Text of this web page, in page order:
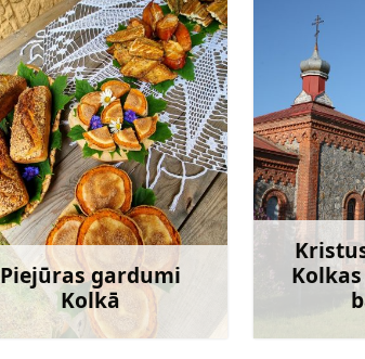
Piejūras gardumi
Kolkā
Uzzināt vairāk